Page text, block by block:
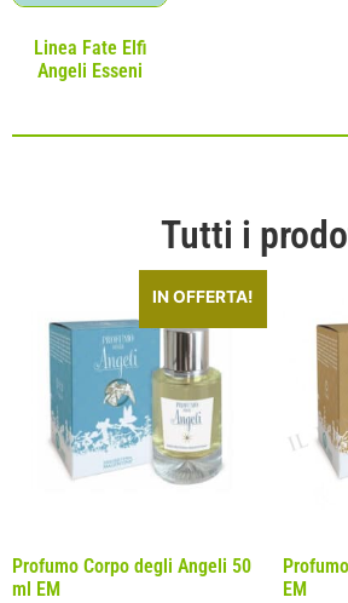
Linea Fate Elfi
Angeli Esseni
Tutti i
IN OFFERTA!
Profumo Corpo degli Angeli 50
ml EM
EM